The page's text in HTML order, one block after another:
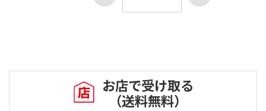
お店で受け取る
（送料無料）